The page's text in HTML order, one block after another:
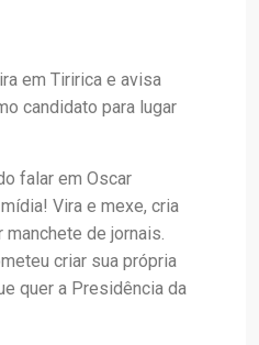
em Tiririca e avisa
candidato para lugar
falar em Oscar
Vira e mexe, cria
de jornais.
criar sua própria
quer a Presidência da